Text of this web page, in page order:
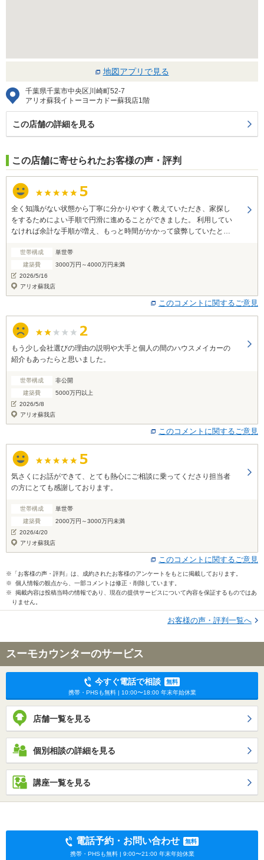
地図アプリで見る
千葉県千葉市中央区川崎町52-7
アリオ蘇我イトーヨーカドー蘇我店1階
この店舗の詳細を見る
この店舗に寄せられたお客様の声・評判
全く知識がない状態から丁寧に分かりやすく教えていただき、家探し
をするためによい手順で円滑に進めることができました。 利用してい
なければ余計な手順が増え、もっと時間がかかって疲弊していたと思
世帯構成
単世帯
建築費
3000万円～4000万円未満
2026/5/16
アリオ蘇我店
このコメントに関するご意見
もう少し会社選びの理由の説明や大手と個人の間のハウスメイカーの
紹介もあったらと思いました。
世帯構成
非公開
建築費
5000万円以上
2026/5/8
アリオ蘇我店
このコメントに関するご意見
気さくにお話ができて、とても熱心にご相談に乗ってくださり担当者
の方にとても感謝しております。
世帯構成
単世帯
建築費
2000万円～3000万円未満
2026/4/20
アリオ蘇我店
このコメントに関するご意見
※「お客様の声・評判」は、成約されたお客様のアンケートをもとに掲載しております。
※ 個人情報の観点から、一部コメントは修正・削除しています。
※ 掲載内容は投稿当時の情報であり、現在の提供サービスについて内容を保証するものではあ
りません。
お客様の声・評判一覧へ
スーモカウンターのサービス
今すぐ電話で相談
無料
携帯・PHSも無料 | 10:00〜18:00 年末年始休業
店舗一覧を見る
個別相談の詳細を見る
講座一覧を見る
電話予約・お問い合わせ
無料
携帯・PHSも無料 | 9:00〜21:00 年末年始休業